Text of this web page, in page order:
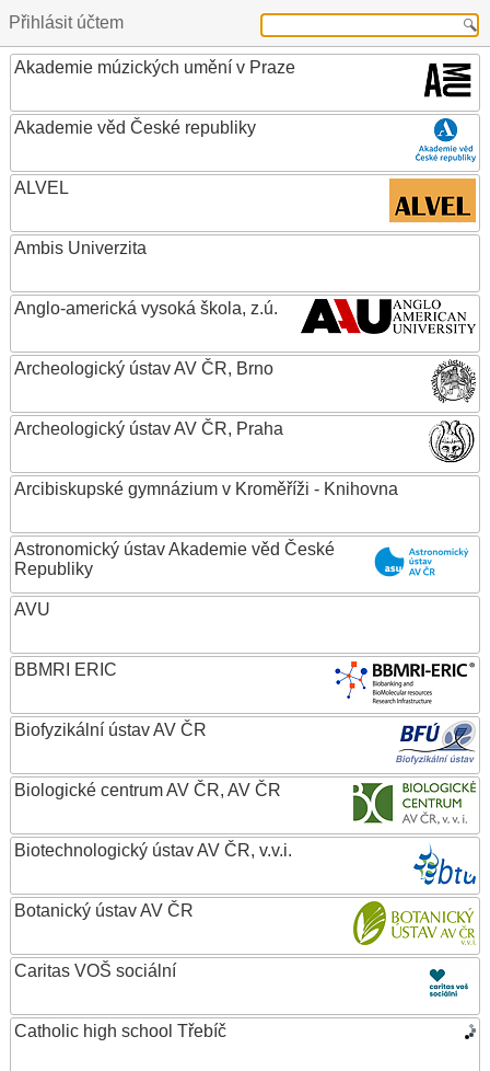
Přihlásit účtem
Akademie múzických umění v Praze
Akademie věd České republiky
ALVEL
Ambis Univerzita
Anglo-americká vysoká škola, z.ú.
Archeologický ústav AV ČR, Brno
Archeologický ústav AV ČR, Praha
Arcibiskupské gymnázium v Kroměříži - Knihovna
Astronomický ústav Akademie věd České
Republiky
AVU
BBMRI ERIC
Biofyzikální ústav AV ČR
Biologické centrum AV ČR, AV ČR
Biotechnologický ústav AV ČR, v.v.i.
Botanický ústav AV ČR
Caritas VOŠ sociální
Catholic high school Třebíč